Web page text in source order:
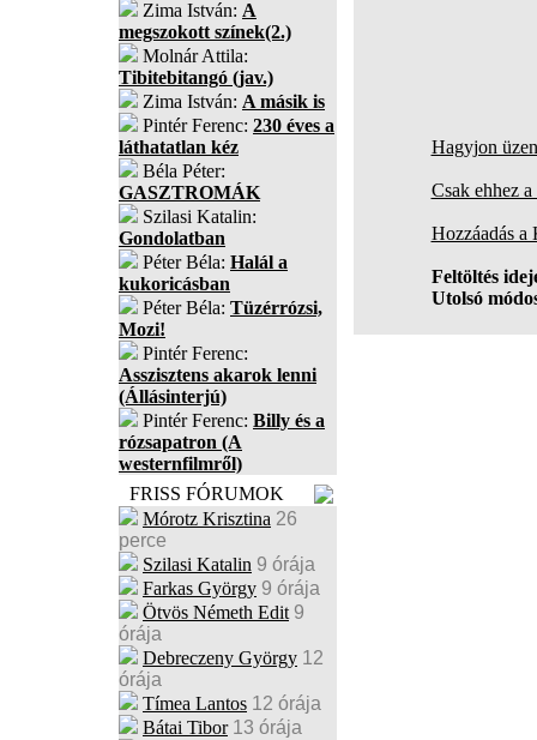
Zima István: A
megszokott színek(2.)
Molnár Attila:
Tibitebitangó (jav.)
Zima István: A másik is
Pintér Ferenc: 230 éves a
láthatatlan kéz
Béla Péter:
GASZTROMÁK
Szilasi Katalin:
Gondolatban
Péter Béla: Halál a
kukoricásban
Péter Béla: Tüzérrózsi,
Mozi!
Pintér Ferenc:
Asszisztens akarok lenni
(Állásinterjú)
Pintér Ferenc: Billy és a
rózsapatron (A
westernfilmről)
FRISS FÓRUMOK
Mórotz Krisztina 26
perce
Szilasi Katalin 9 órája
Farkas György 9 órája
Ötvös Németh Edit 9
órája
Debreczeny György 12
órája
Tímea Lantos 12 órája
Bátai Tibor 13 órája
Hagyjon
Csak ehhez
Hozzáadás
Feltöltés
Utolsó